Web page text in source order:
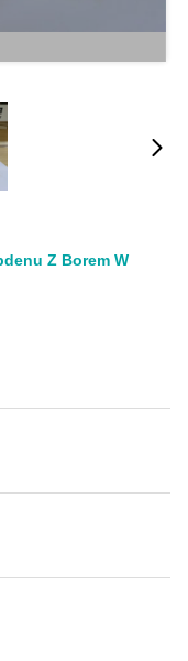
Z Borem W